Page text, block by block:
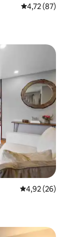
Calificación
4,72 (87)
Calificación
4,92 (26)